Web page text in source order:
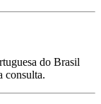
do Brasil
consulta.